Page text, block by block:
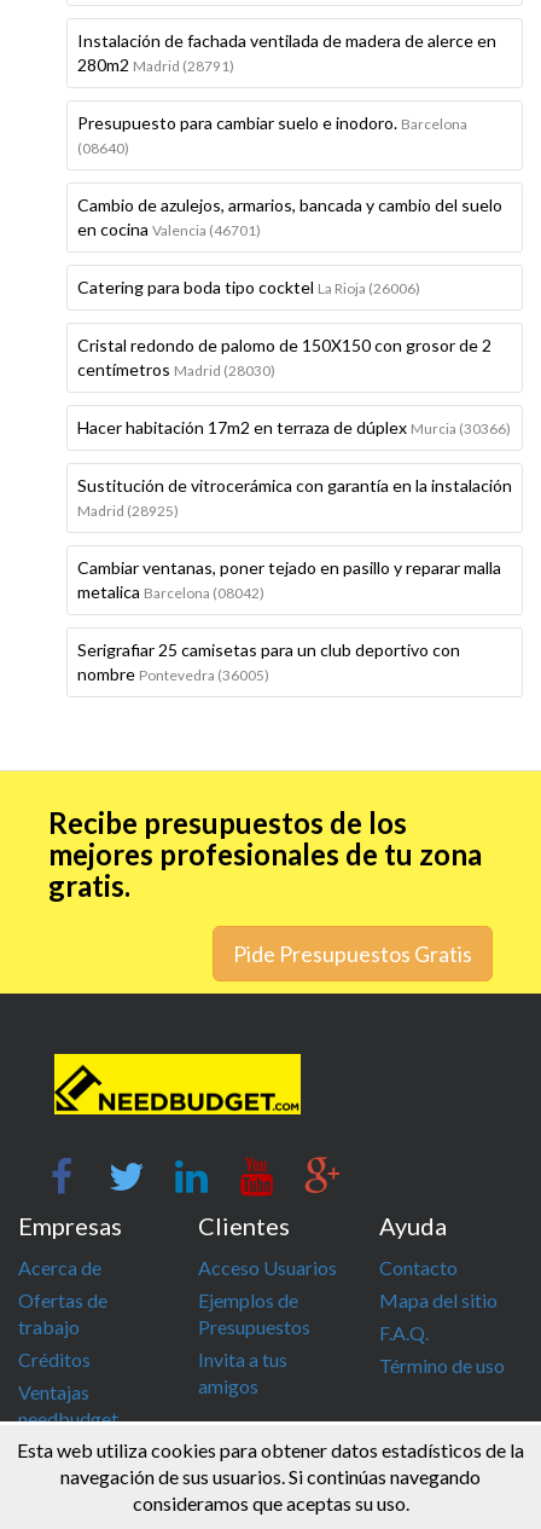
Instalación de fachada ventilada de madera de alerce en
280m2 Madrid (28791)
Presupuesto para cambiar suelo e inodoro. Barcelona
(08640)
Cambio de azulejos, armarios, bancada y cambio del suelo
en cocina Valencia (46701)
Catering para boda tipo cocktel La Rioja (26006)
Cristal redondo de palomo de 150X150 con grosor de 2
centímetros Madrid (28030)
Hacer habitación 17m2 en terraza de dúplex Murcia (30366)
Sustitución de vitrocerámica con garantía en la instalación
Madrid (28925)
Cambiar ventanas, poner tejado en pasillo y reparar malla
metalica Barcelona (08042)
Serigrafiar 25 camisetas para un club deportivo con
nombre Pontevedra (36005)
Recibe presupuestos de los
mejores profesionales de tu zona
gratis.
Pide Presupuestos Gratis
Esta web utiliza cookies para obtener datos estadísticos de la
navegación de sus usuarios. Si continúas navegando
consideramos que aceptas su uso.
Empresas
Acerca de
Ofertas de
trabajo
Créditos
Ventajas
needbudget
Clientes
Acceso Usuarios
Ejemplos de
Presupuestos
Invita a tus
amigos
Ayuda
Contacto
Mapa del sitio
F.A.Q.
Término de uso
info@needbudget.com
968 862 247
© Needbudget 2015 - 2026 . Todos los derechos reservados